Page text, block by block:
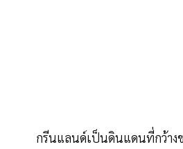
กรีนแลนด์เป็นดินแดนที่กว้าง